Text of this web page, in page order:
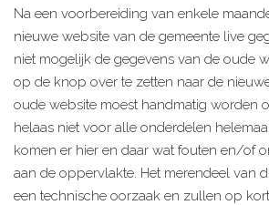
Na een voorbereiding van enkele
nieuwe website van de gemeente live
niet mogelijk de gegevens van de oude
op de knop over te zetten naar de
oude website moest handmatig worden
helaas niet voor alle onderdelen
komen er hier en daar wat fouten en/of
aan de oppervlakte. Het merendeel van
een technische oorzaak en zullen op